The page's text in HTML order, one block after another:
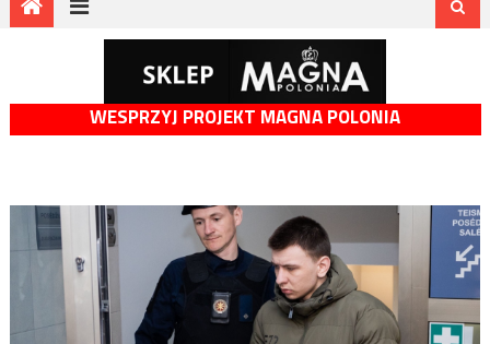
WESPRZYJ PROJEKT MAGNA POLONIA